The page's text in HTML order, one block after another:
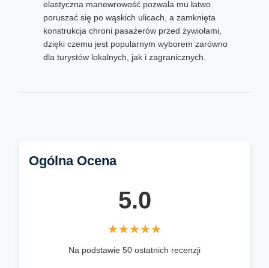
elastyczna manewrowość pozwala mu łatwo
poruszać się po wąskich ulicach, a zamknięta
konstrukcja chroni pasażerów przed żywiołami,
dzięki czemu jest popularnym wyborem zarówno
dla turystów lokalnych, jak i zagranicznych.
Ogólna Ocena
5.0
★★★★★
★★★★★
Na podstawie 50 ostatnich recenzji